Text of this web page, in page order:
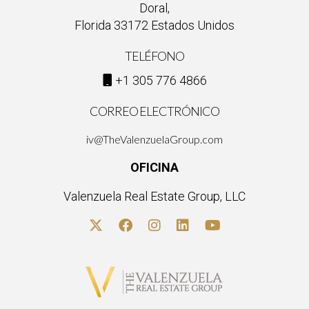
Doral,
Florida 33172 Estados Unidos
TELÉFONO
+1 305 776 4866
CORREO ELECTRÓNICO
iv@TheValenzuelaGroup.com
OFICINA
Valenzuela Real Estate Group, LLC